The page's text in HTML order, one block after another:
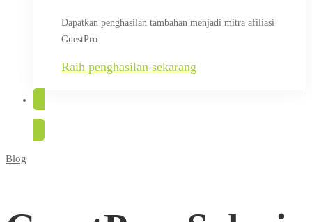
Dapatkan penghasilan tambahan menjadi mitra afiliasi
GuestPro.
Raih penghasilan sekarang
GuestPro:
Blog